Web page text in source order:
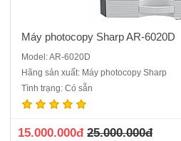
Máy photocopy Sharp AR-6020D
Model: AR-6020D
Hãng sản xuất: Máy photocopy Sharp
Tình trạng: Có sẵn
15.000.000đ 25.000.000đ
Máy photocopy Sharp AR-6023D:
Photocopy với Điện thoại di độngChức
Màu Tốc độ copy - in: 23 trang/phút